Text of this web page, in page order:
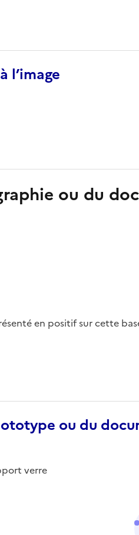
l’image
ou du
en positif sur cette
ou du
verre